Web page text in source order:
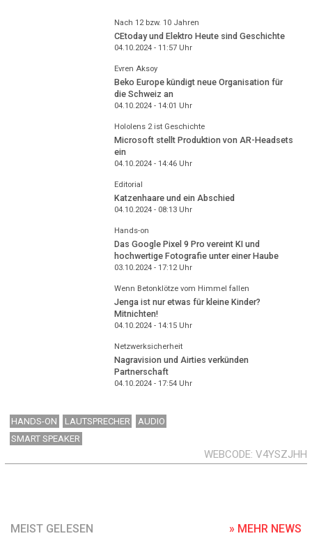
Nach 12 bzw. 10 Jahren
CEtoday und Elektro Heute sind Geschichte
04.10.2024 - 11:57Uhr
Evren Aksoy
Beko Europe kündigt neue Organisation für
die Schweiz an
04.10.2024 - 14:01 Uhr
Hololens 2 ist Geschichte
Microsoft stellt Produktion von AR-Headsets
ein
04.10.2024 - 14:46Uhr
Editorial
Katzenhaare und ein Abschied
04.10.2024 - 08:13Uhr
Hands-on
Das Google Pixel 9 Pro vereint KI und
hochwertige Fotografie unter einer Haube
03.10.2024 - 17:12Uhr
Wenn Betonklötze vom Himmel fallen
Jenga ist nur etwas für kleine Kinder?
Mitnichten!
04.10.2024 - 14:15Uhr
Netzwerksicherheit
Nagravision und Airties verkünden
Partnerschaft
04.10.2024 - 17:54Uhr
HANDS-ON LAUTSPRECHER
AUDIO
SMART SPEAKER
WEBCODE V4YSZJHH
MEIST GELESEN » MEHR NEWS